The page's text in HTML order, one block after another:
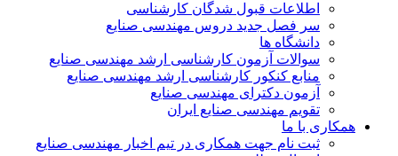
اطلاعات قبول شدگان کارشناسی
سر فصل جدید دروس مهندسی صنایع
دانشگاه ها
سوالات آزمون کارشناسی ارشد مهندسی صنایع
منابع کنکور کارشناسی ارشد مهندسی صنایع
آزمون دکترای مهندسی صنایع
تقویم مهندسی صنایع ایران
همکاری با ما
ثبت نام جهت همکاری در تیم اخبار مهندسی صنایع